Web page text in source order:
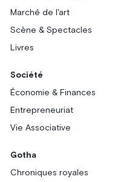
Marché de l'art
Scène & Spectacles
Livres
Société
Économie & Finances
Entrepreneuriat
Vie Associative
Gotha
Chroniques royales